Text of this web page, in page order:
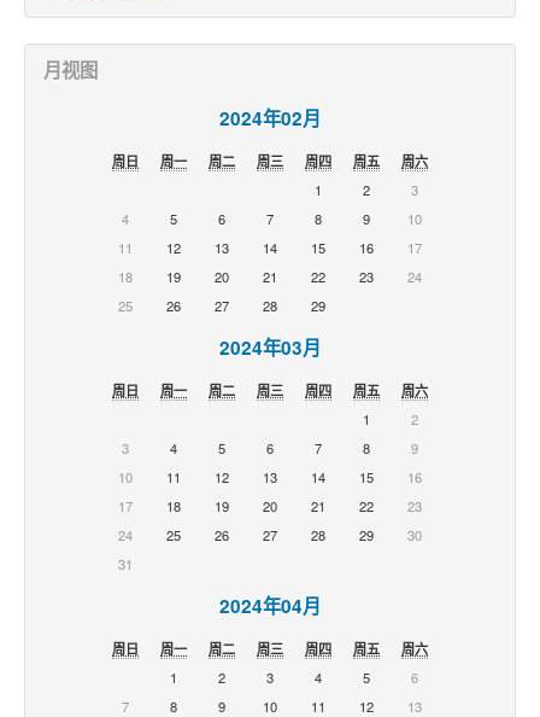
月视图
2024年02月
周日 周一 周二 周三 周四 周五
周六
1
2
3
4
5 6 7 8 9
10
11
12 13 14 15 16
17
18
19 20 21 22 23
24
25
26 27 28 29
2024年03月
周日 周一 周二 周三 周四 周五
周六
1
2
3
4 5 6 7 8
9
10
11 12 13 14 15
16
17
18 19 20 21 22
23
24
25 26 27 28 29
30
31
2024年04月
周日 周一 周二 周三 周四 周五
周六
1
2 3 4 5
6
7
8 9 10 11 12 13